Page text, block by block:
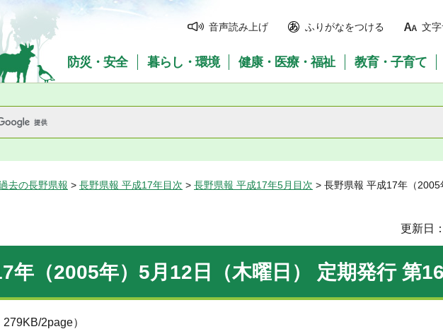
Nagano Prefecture
音声読み上げ ふりがなをつける 文
防災・安全 暮らし・環境 健康・医療・福祉 教育・子育て
去の長野県報 > 長野県報 平成17年目次 > 長野県報 平成17年5月目次 > 長野県報 平成17年（
更新日
年（2005年）5月12日（木曜日） 定期発行 第
279KB/2page）